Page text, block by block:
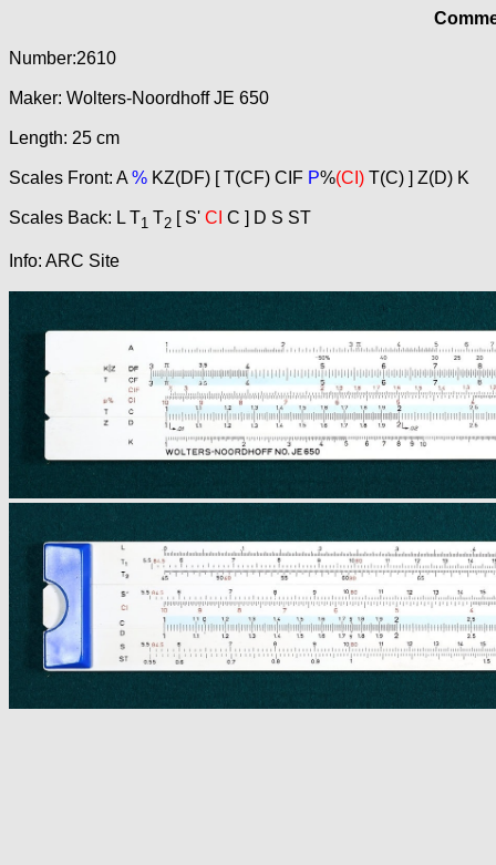
Number:2610
Maker: Wolters-Noordhoff JE 650
Length: 25 cm
Scales Front: A % KZ(DF) [ T(CF) CIF P%(CI) T(C) ] Z(D) K
Scales Back: L T1 T2 [ S' CI C ] D S ST
Info: ARC Site